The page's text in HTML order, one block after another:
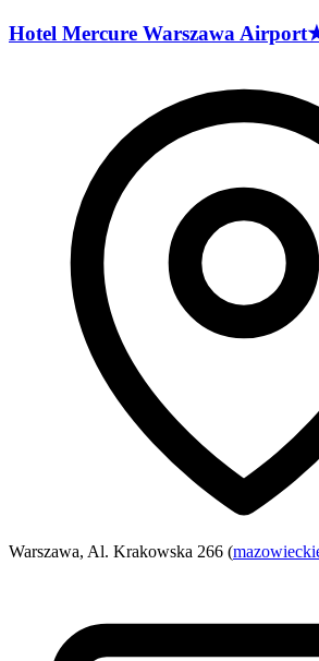
Hotel Mercure Warszawa Airport
Warszawa, Al. Krakowska 266 (